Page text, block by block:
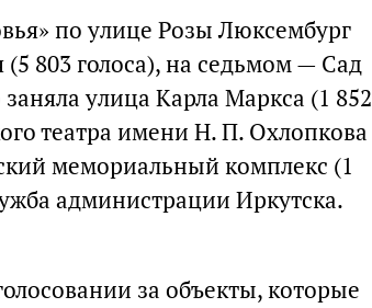
по улице Розы Люксембург
803 голоса), на седьмом — Сад
улица Карла Маркса (1 852
театра имени Н. П. Охлопкова
мемориальный комплекс (1
администрации Иркутска.
за объекты, которые